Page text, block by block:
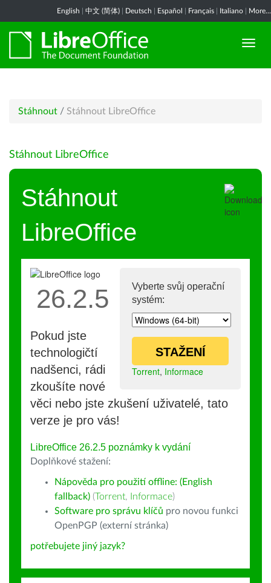
English 中文 (简体) Deutsch Español Français Italiano More...
Stáhnout / Stáhnout LibreOffice
Stáhnout LibreOffice
Stáhnout
LibreOffice
Vyberte svůj operační
systém:
STAŽENÍ
Torrent, Informace
26.2.5
Pokud jste
technologičtí
nadšenci, rádi
zkoušíte nové
věci nebo jste zkušení uživatelé, tato
verze je pro vás!
LibreOffice 26.2.5 poznámky k vydání
Doplňkové stažení:
Nápověda pro použití offline: (English
fallback) (Torrent, Informace)
Software pro správu klíčů pro novou funkci
OpenPGP (externí stránka)
potřebujete jiný jazyk?